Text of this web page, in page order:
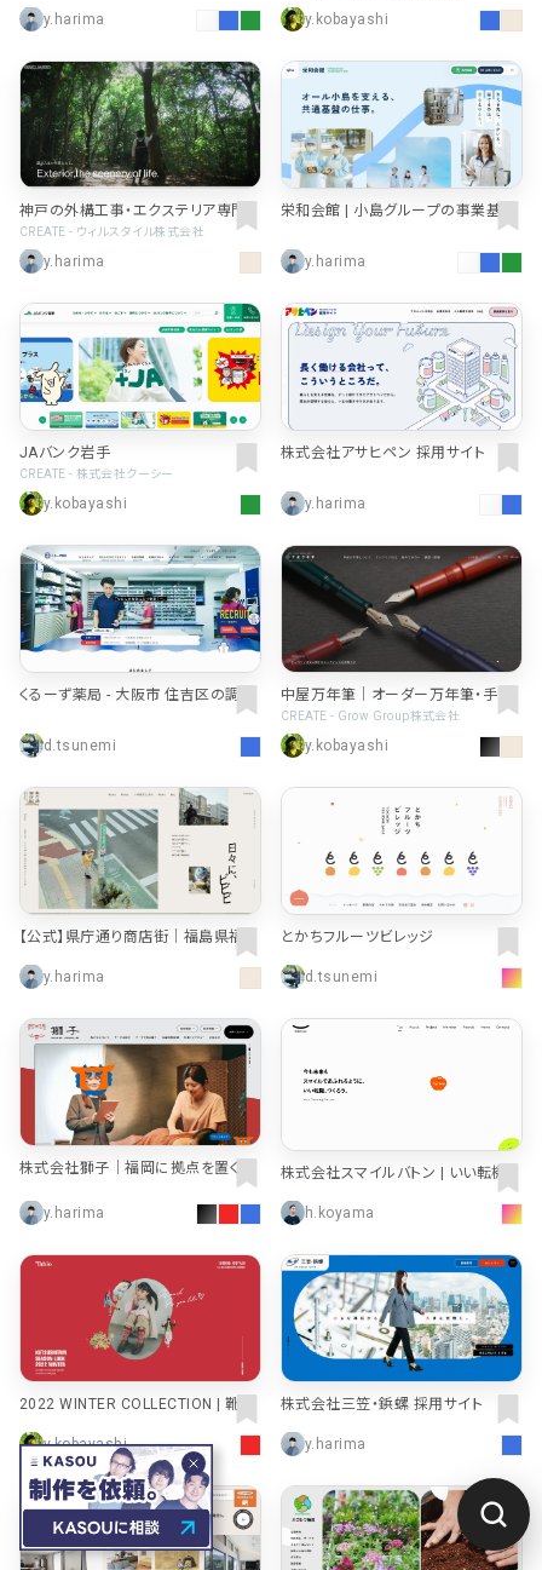
y.harima
y.kobayashi
神戸の外構工事・エクステリア専門
店｜株式会社グッドツーガーデン
CREATE - ウィルスタイル株式会社
y.harima
栄和会館 | 小島グループの事業基
盤・福利厚生を担う組織 | 愛知県豊
田市
y.harima
JAバンク岩手
CREATE - 株式会社クーシー
y.kobayashi
株式会社アサヒペン 採用サイト
y.harima
くるーず薬局 - 大阪市 住吉区の調剤
d.tsunemi
中屋万年筆｜オーダー万年筆・手作
り万年筆
CREATE - Grow Group株式会社
y.kobayashi
【公式】県庁通り商店街｜福島県福島
市の、 ビビビとこころに響く県庁通り
商店街y.harima
とかちフルーツビレッジ
d.tsunemi
株式会社獅子｜福岡に拠点を置くマ
ーケティングや制作業務を行う会社
y.harima
株式会社スマイルバトン | いい転機、
h.koyama
2022 WINTER COLLECTION | 靴下
y.kobayashi
株式会社三笠・鋲螺 採用サイト
y.harima